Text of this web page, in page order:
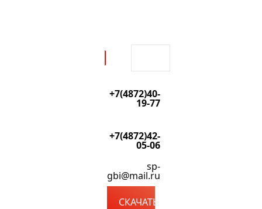
+7(4872)40-
19-77
+7(4872)42-
05-06
sp-
gbi@mail.ru
СКАЧАТЬ